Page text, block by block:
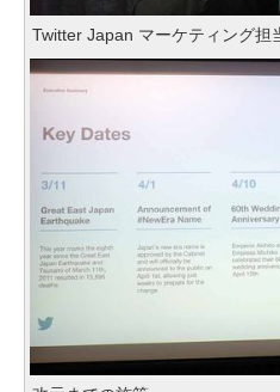
Twitter Japan マーケティング担